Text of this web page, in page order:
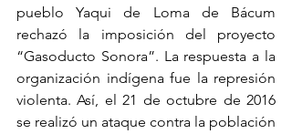
pueblo Yaqui de Loma de Bácum
rechazó la imposición del proyecto
“Gasoducto Sonora”. La respuesta a la
organización indígena fue la represión
violenta. Así, el 21 de octubre de 2016
se realizó un ataque contra la población